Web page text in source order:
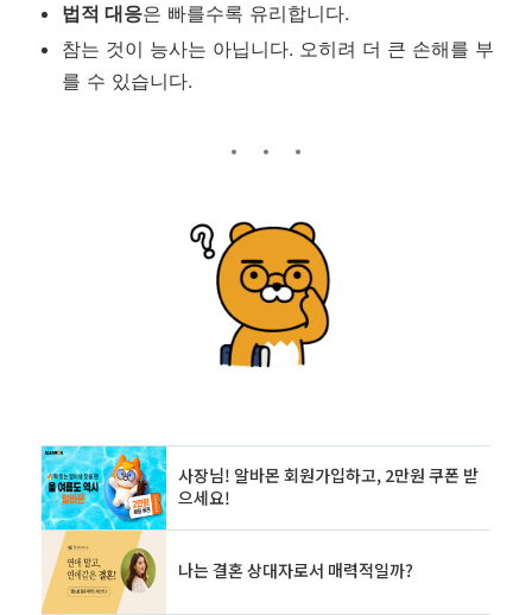
법적 대응은 빠를수록 유리합니다.
참는 것이 능사는 아닙니다. 오히려 더 큰 손해를 부
를 수 있습니다.